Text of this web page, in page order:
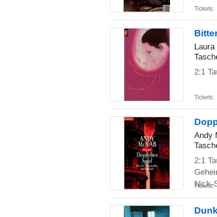
Tickets:
2:1
Tickets:
Andy
2:1
Nick-
Tickets: